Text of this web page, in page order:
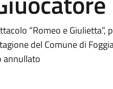
“Romeo e
del Comune di
annullato